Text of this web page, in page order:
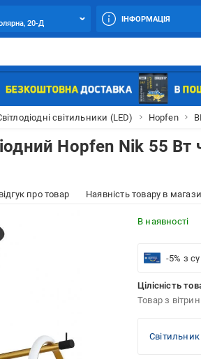
20-Д
ІНФОРМАЦІЯ
світильники (LED) Hopfen
Hopfen Nik 55 Вт
про товар Наявність товару в
В наявності
-5% з
Цілісність
Товар з